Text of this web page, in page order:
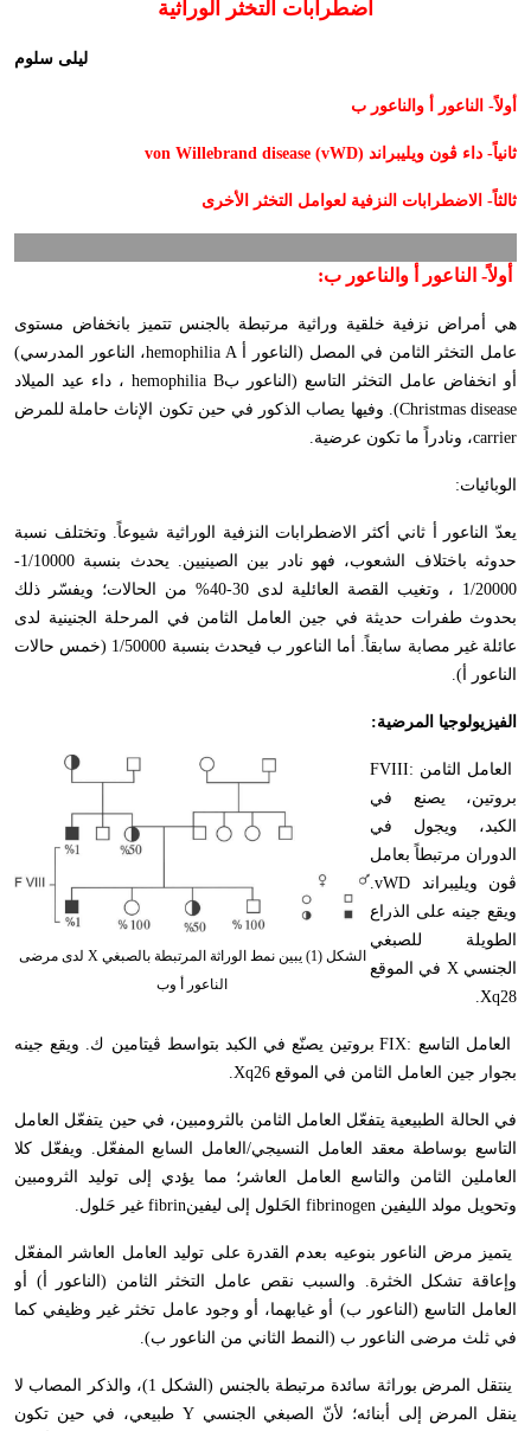
اضطرابات التخثر الوراثية
ليلى سلوم
أولاً- الناعور أ والناعور ب
ثانياً- داء ڤون ويليبراند von Willebrand disease (vWD)
ثالثاً- الاضطرابات النزفية لعوامل التخثر الأخرى
أولاً- الناعور أ والناعور ب:
هي أمراض نزفية خلقية وراثية مرتبطة بالجنس تتميز بانخفاض مستوى
عامل التخثر الثامن في المصل (الناعور أhemophilia A، الناعور المدرسي)
أو انخفاض عامل التخثر التاسع (الناعور بhemophilia B ، داء عيد الميلاد
Christmas disease). وفيها يصاب الذكور في حين تكون الإناث حاملة للمرض
carrier، ونادراً ما تكون عرضية.
الوبائيات:
يعدّ الناعور أ ثاني أكثر الاضطرابات النزفية الوراثية شيوعاً. وتختلف نسبة
حدوثه باختلاف الشعوب، فهو نادر بين الصينيين. يحدث بنسبة 1/10000-
1/20000 ، وتغيب القصة العائلية لدى 30-40% من الحالات؛ ويفسّر ذلك
بحدوث طفرات حديثة في جين العامل الثامن في المرحلة الجنينية لدى
عائلة غير مصابة سابقاً. أما الناعور ب فيحدث بنسبة 1/50000 (خمس حالات
الناعور أ).
الفيزيولوجيا المرضية:
الشكل (1) يبين نمط الوراثة المرتبطة بالصبغي X لدى مرضى
الناعور أ وب
العامل الثامن :FVIII
بروتين، يصنع في
الكبد، ويجول في
الدوران مرتبطاً بعامل
ڤون ويليبراند vWD
.
ويقع جينه على الذراع
الطويلة للصبغي
الجنسيX في الموقع
Xq28
.
العامل التاسع :FIXبروتين يصنّع في الكبد بتواسط ڤيتامين ك. ويقع جينه
بجوار جين العامل الثامن في الموقع Xq26
.
في الحالة الطبيعية يتفعّل العامل الثامن بالثرومبين، في حين يتفعّل العامل
التاسع بوساطة معقد العامل النسيجي/العامل السابع المفعّل. ويفعّل كلا
العاملين الثامن والتاسع العامل العاشر؛ مما يؤدي إلى توليد الثرومبين
وتحويل مولد الليفين fibrinogen الحَلول إلى ليفينfibrin غير حَلول.
يتميز مرض الناعور بنوعيه بعدم القدرة على توليد العامل العاشر المفعّل
وإعاقة تشكل الخثرة. والسبب نقص عامل التخثر الثامن (الناعور أ) أو
العامل التاسع (الناعور ب) أو غيابهما، أو وجود عامل تخثر غير وظيفي كما
في ثلث مرضى الناعور ب (النمط الثاني من الناعور ب).
ينتقل المرض بوراثة سائدة مرتبطة بالجنس (الشكل 1)، والذكر المصاب لا
ينقل المرض إلى أبنائه؛ لأنّ الصبغي الجنسيY طبيعي، في حين تكون